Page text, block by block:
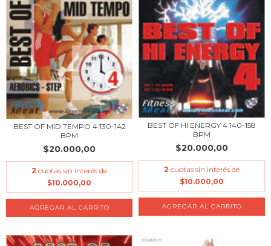
BEST OF MID TEMPO 4 130-142
BPM
$20.000,00
2 cuotas sin interés de
$10.000,00
BEST OF HI ENERGY 4 140-158
BPM
$20.000,00
2 cuotas sin interés de
$10.000,00